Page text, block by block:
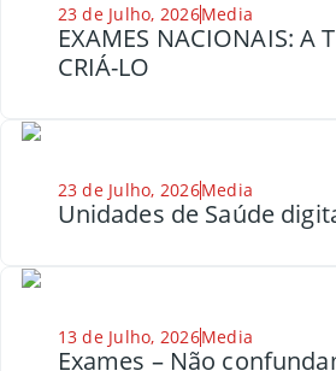
23 de Julho, 2026Media
EXAMES NACIONAIS: A
CRIÁ-LO
23 de Julho, 2026Media
Unidades de Saúde
13 de Julho, 2026Media
Exames – Não